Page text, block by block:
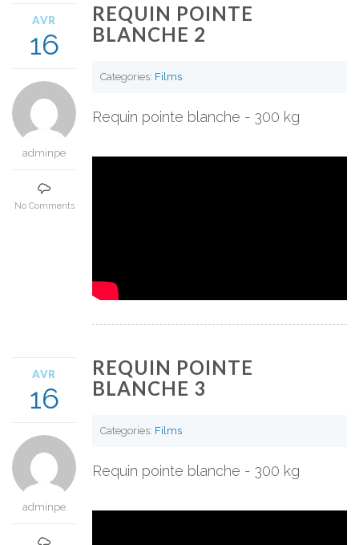
AVR
16
adminpe
No Comments
REQUIN POINTE
BLANCHE 2
Categories: Films
Requin pointe blanche - 300 kg
AVR
16
adminpe
REQUIN POINTE
BLANCHE 3
Categories: Films
Requin pointe blanche - 300 kg